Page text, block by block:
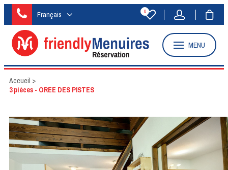
Français 0
MENU
Accueil >
3 pièces - OREE DES PISTES